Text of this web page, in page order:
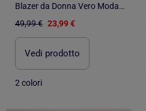
Blazer da Donna Vero Moda Elegante
49,99 € 23,99 €
Vedi prodotto
2 colori